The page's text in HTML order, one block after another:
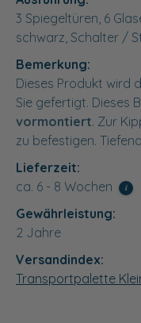
3 Spiegeltüren, 6
schwarz, Schalter /
Bemerkung:
Dieses Produkt wird
Sie gefertigt. Dieses
vormontiert. Zur
zu befestigen.
Lieferzeit:
ca. 6 - 8 Wochen
i
Gewährleistung:
2 Jahre
Versandindex:
Transportpalette